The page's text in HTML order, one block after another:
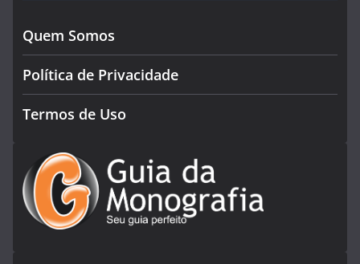
Quem Somos
Política de Privacidade
Termos de Uso